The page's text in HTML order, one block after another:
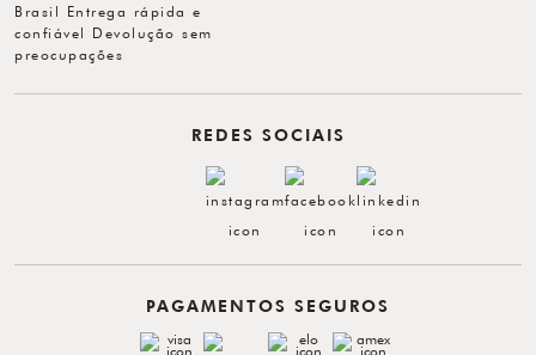
Brasil Entrega rápida e
confiável Devolução sem
preocupações
PAGAMENTOS SEGUROS
REDES SOCIAIS